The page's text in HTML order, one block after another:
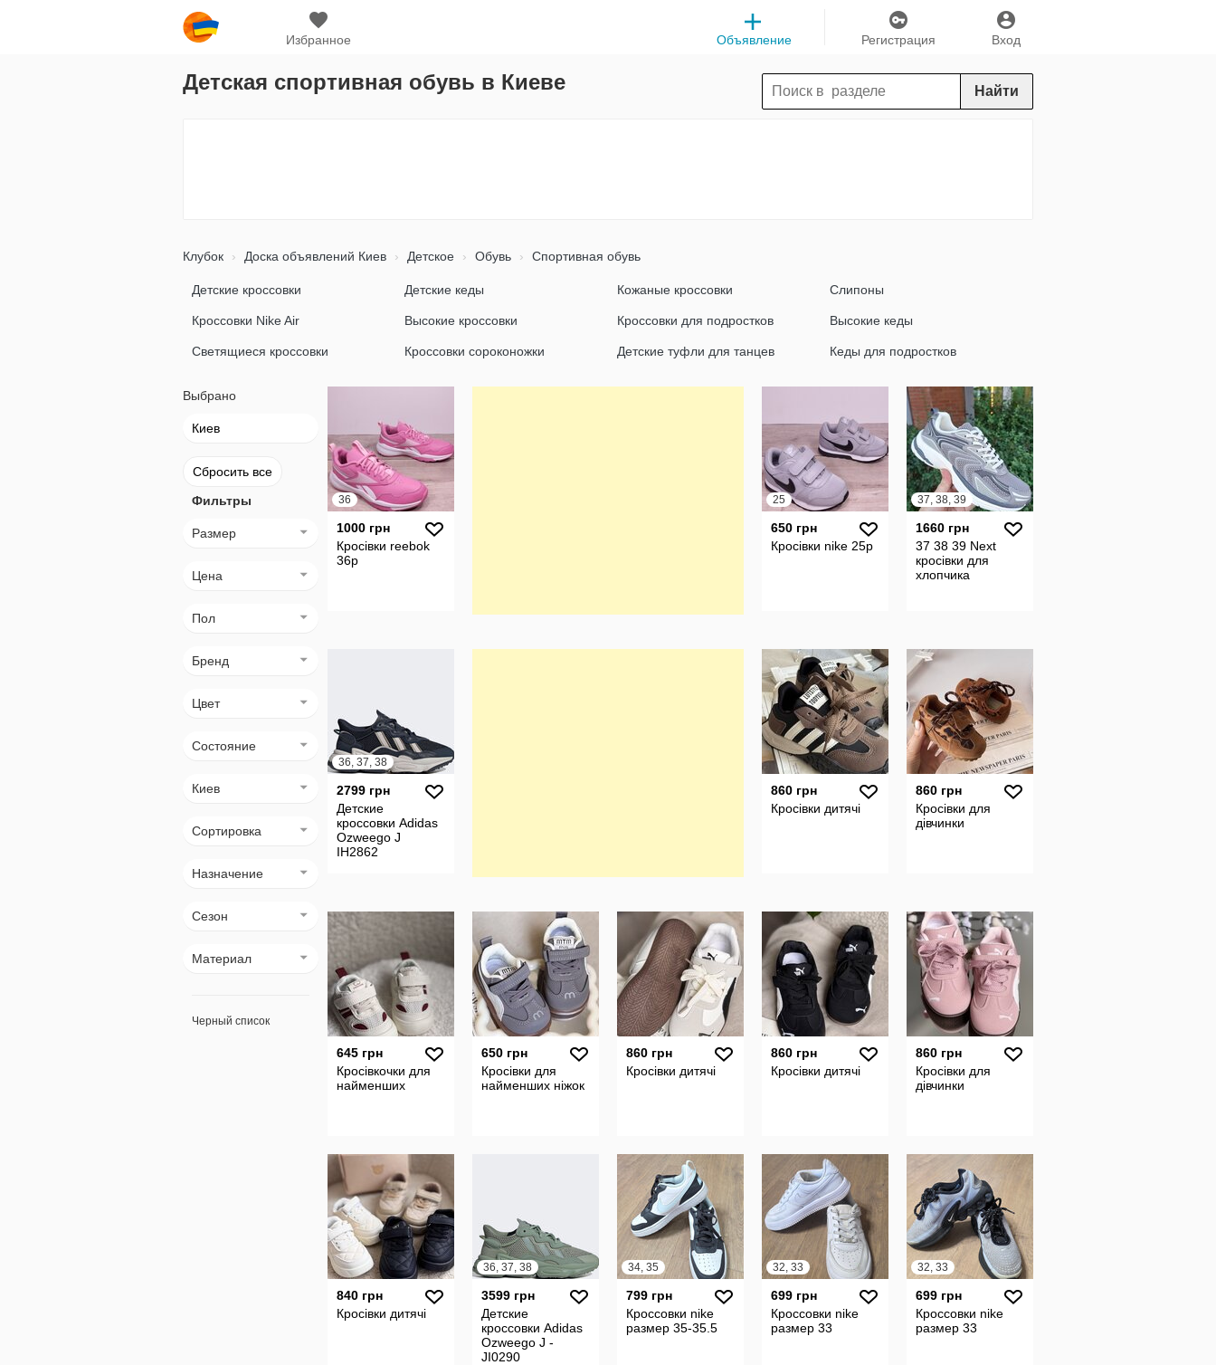
Избранное Вход
Регистрация
Объявление
Детская спортивная обувь в Киеве Найти
Клубок Доска объявлений Киев Детское Обувь Спортивная обувь
Детские кроссовки Детские кеды Кожаные кроссовки Слипоны
Кроссовки Nike Air Высокие кроссовки Кроссовки для подростков Высокие кеды
Светящиеся кроссовки Кроссовки сороконожки Детские туфли для танцев Кеды для подростков
Выбрано
Киев
Сбросить все
Фильтры
Размер
Цена
Пол
Бренд
Цвет
Состояние
Киев
Сортировка
Назначение
Сезон
Материал
Черный список
36
1000 грн
Кросівки reebok
36р
25
650 грн
Кросівки nike 25р
37, 38, 39
1660 грн
37 38 39 Next
кросівки для
хлопчика
36, 37, 38
2799 грн
Детские
кроссовки Adidas
Ozweego J
IH2862
860 грн
Кросівки дитячі
860 грн
Кросівки для
дівчинки
645 грн
Кросівкочки для
найменших
650 грн
Кросівки для
найменших ніжок
860 грн
Кросівки дитячі
860 грн
Кросівки дитячі
860 грн
Кросівки для
дівчинки
840 грн
Кросівки дитячі
36, 37, 38
3599 грн
Детские
кроссовки Adidas
Ozweego J -
JI0290
34, 35
799 грн
Кроссовки nike
размер 35-35.5
32, 33
699 грн
Кроссовки nike
размер 33
32, 33
699 грн
Кроссовки nike
размер 33